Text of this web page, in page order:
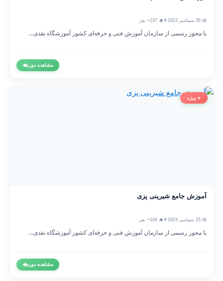
👨‍🎓 237+ نفر
با مجوز رسمی از سازمان آموزش فنی و حرفه‌ای کشور آموزشگاه نقدی...
مشاهده دوره◀
⭐ ویژه
آموزش جامع شیرینی پزی
👨‍🎓 104+ نفر
با مجوز رسمی از سازمان آموزش فنی و حرفه‌ای کشور آموزشگاه نقدی...
مشاهده دوره◀